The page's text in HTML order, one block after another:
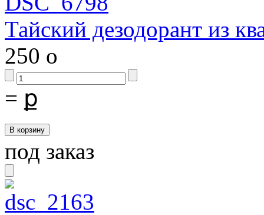
Тайский дезодорант из
250 o
= ք
под заказ